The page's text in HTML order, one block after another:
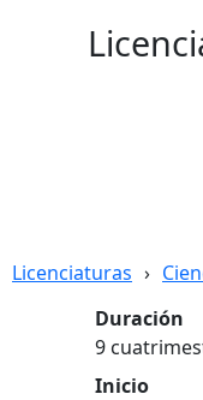
Licenciaturas
Duración
9
Inicio